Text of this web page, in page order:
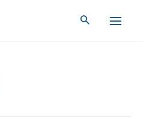
Pesquisar